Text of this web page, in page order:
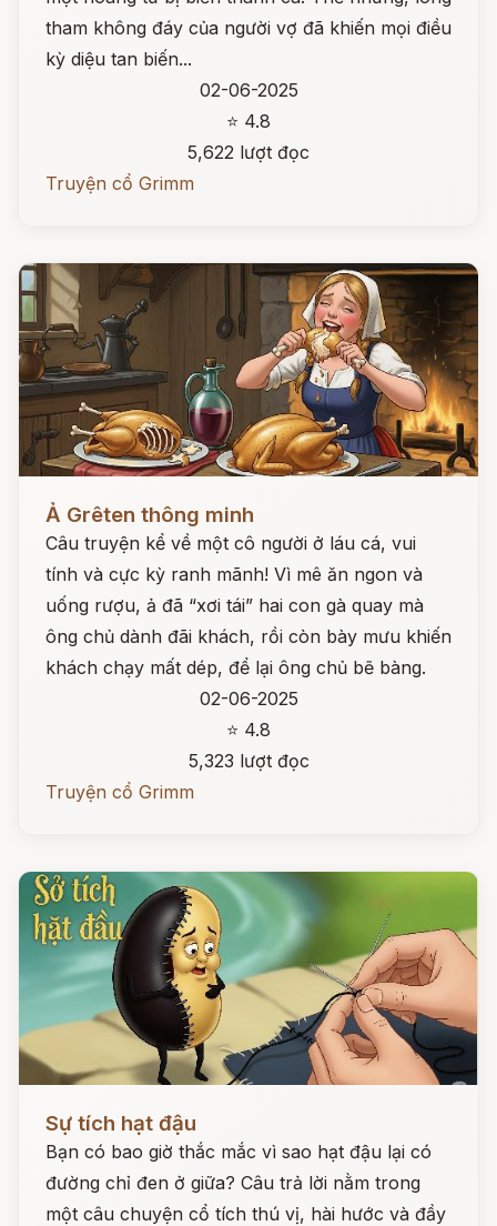
tham không đáy của người vợ đã khiến mọi điều
kỳ diệu tan biến...
02-06-2025
⭐ 4.8
5,622 lượt đọc
Truyện cổ Grimm
Đọc ngay
Ả Grêten thông minh
Câu truyện kể về một cô người ở láu cá, vui
tính và cực kỳ ranh mãnh! Vì mê ăn ngon và
uống rượu, ả đã “xơi tái” hai con gà quay mà
ông chủ dành đãi khách, rồi còn bày mưu khiến
khách chạy mất dép, để lại ông chủ bẽ bàng.
02-06-2025
⭐ 4.8
5,323 lượt đọc
Truyện cổ Grimm
Sự tích hạt đậu
Bạn có bao giờ thắc mắc vì sao hạt đậu lại có
đường chỉ đen ở giữa? Câu trả lời nằm trong
một câu chuyện cổ tích thú vị, hài hước và đầy